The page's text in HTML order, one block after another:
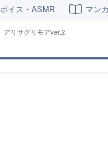
ボイス・ASMR マン
アリサグリモアver.2